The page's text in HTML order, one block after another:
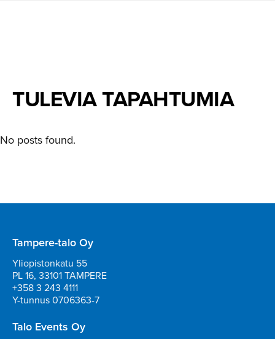
TULEVIA TAPAHTUMIA
No posts found.
Tampere-talo Oy
Yliopistonkatu 55
PL 16, 33101 TAMPERE
+358 3 243 4111
Y-tunnus 0706363-7
Talo Events Oy